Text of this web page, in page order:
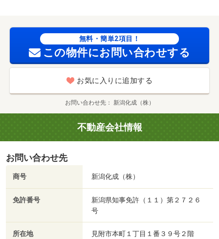
無料・簡単2項目！
この物件にお問い合わせする
お気に入りに追加する
お問い合わせ先 新潟化成（株）
不動産会社情報
お問い合わせ先
商号 新潟化成（株）
免許番号
新潟県知事免許（１１）第２７２６
号
所在地 見附市本町１丁目１番３９号２階